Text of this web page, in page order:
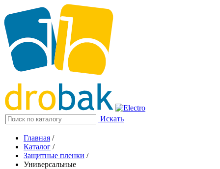
Искать
Главная /
Каталог /
Защитные пленки /
Универсальные